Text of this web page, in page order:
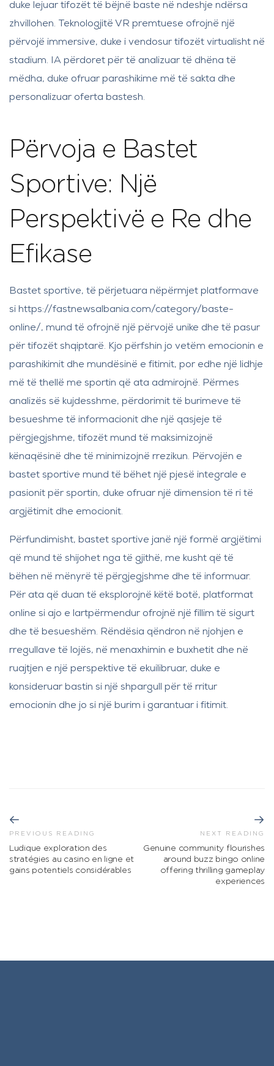
duke lejuar tifozët të bëjnë baste në ndeshje ndërsa
zhvillohen. Teknologjitë VR premtuese ofrojnë një
përvojë immersive, duke i vendosur tifozët virtualisht në
stadium. IA përdoret për të analizuar të dhëna të
mëdha, duke ofruar parashikime më të sakta dhe
personalizuar oferta bastesh.
Përvoja e Bastet
Sportive: Një
Perspektivë e Re dhe
Efikase
Bastet sportive, të përjetuara nëpërmjet platformave
si https://fastnewsalbania.com/category/baste-
online/, mund të ofrojnë një përvojë unike dhe të pasur
për tifozët shqiptarë. Kjo përfshin jo vetëm emocionin e
parashikimit dhe mundësinë e fitimit, por edhe një lidhje
më të thellë me sportin që ata admirojnë. Përmes
analizës së kujdesshme, përdorimit të burimeve të
besueshme të informacionit dhe një qasjeje të
përgjegjshme, tifozët mund të maksimizojnë
kënaqësinë dhe të minimizojnë rrezikun. Përvojën e
bastet sportive mund të bëhet një pjesë integrale e
pasionit për sportin, duke ofruar një dimension të ri të
argjëtimit dhe emocionit.
Përfundimisht, bastet sportive janë një formë argjëtimi
që mund të shijohet nga të gjithë, me kusht që të
bëhen në mënyrë të përgjegjshme dhe të informuar.
Për ata që duan të eksplorojnë këtë botë, platformat
online si ajo e lartpërmendur ofrojnë një fillim të sigurt
dhe të besueshëm. Rëndësia qëndron në njohjen e
rregullave të lojës, në menaxhimin e buxhetit dhe në
ruajtjen e një perspektive të ekuilibruar, duke e
konsideruar bastin si një shpargull për të rritur
emocionin dhe jo si një burim i garantuar i fitimit.
PREVIOUS READING
Ludique exploration des
stratégies au casino en ligne et
gains potentiels considérables
NEXT READING
Genuine community flourishes
around buzz bingo online
offering thrilling gameplay
experiences